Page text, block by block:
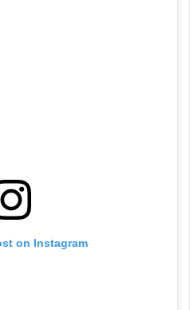
on Instagram